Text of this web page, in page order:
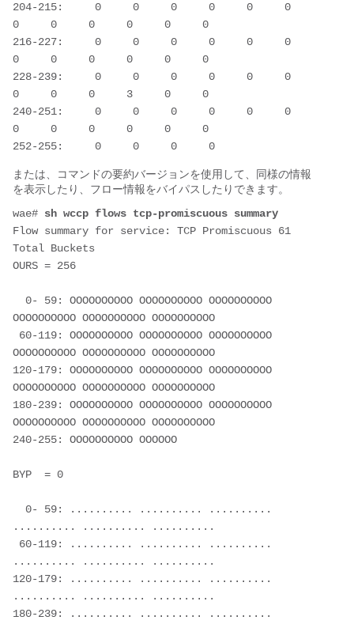
204-215:     0     0     0     0     0     0
0     0     0     0     0     0
216-227:     0     0     0     0     0     0
0     0     0     0     0     0
228-239:     0     0     0     0     0     0
0     0     0     3     0     0
240-251:     0     0     0     0     0     0
0     0     0     0     0     0
または、コマンドの要約バージョンを使用して、同様の情報
を表示したり、フロー情報をバイパスしたりできます。
wae# sh wccp flows tcp-promiscuous summary
Flow summary for service: TCP Promiscuous 61
Total Buckets
OURS = 256
OOOOOOOOOO OOOOOOOOOO OOOOOOOOOO
OOOOOOOOOO OOOOOOOOOO OOOOOOOOOO
120-179: OOOOOOOOOO OOOOOOOOOO OOOOOOOOOO
OOOOOOOOOO OOOOOOOOOO OOOOOOOOOO
180-239: OOOOOOOOOO OOOOOOOOOO OOOOOOOOOO
OOOOOOOOOO OOOOOOOOOO OOOOOOOOOO
240-255: OOOOOOOOOO OOOOOO
BYP  = 0
.......... .......... ..........
.......... .......... ..........
120-179: .......... .......... ..........
.......... .......... ..........
180-239: .......... .......... ..........